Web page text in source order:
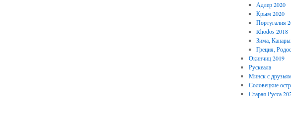
Адлер 2020
Крым 2020
Португалия
Rhodos 2018
Зима,
Греция,
Окинчиц 2019
Рускеала
Минск с
Соловецкие
Старая Русса